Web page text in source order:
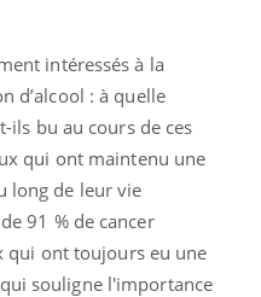
intéressés à la
d’alcool : à quelle
ils bu au cours de ces
qui ont maintenu une
long de leur vie
91 % de cancer
qui ont toujours eu une
souligne l'importance